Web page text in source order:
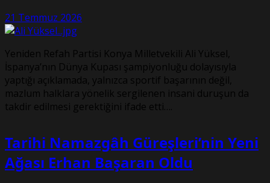
21 Temmuz 2026
Yeniden Refah Partisi Konya Milletvekili Ali Yüksel,
İspanya’nın Dünya Kupası şampiyonluğu dolayısıyla
yaptığı açıklamada, yalnızca sportif başarının değil,
mazlum halklara yönelik sergilenen insani duruşun da
takdir edilmesi gerektiğini ifade etti….
Tarihi Namazgâh Güreşleri’nin Yeni
Ağası Erhan Başaran Oldu